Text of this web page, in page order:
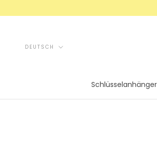
zum
Schlüsselanhänger
Sprache
DEUTSCH